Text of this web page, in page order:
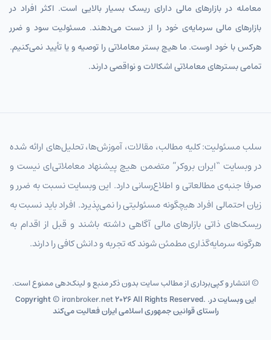
معامله در بازارهای مالی دارای ریسک بسیار بالایی است. اکثر افراد در
بازارهای مالی سرمایه‌ی خود را از دست می‌دهند. مسئولیت سود و ضرر
هرکس با خود اوست. ما هیچ بستر معاملاتی را توصیه و یا تأیید نمی‌کنیم.
تمامی بسترهای معاملاتی اشکالات و نواقصی دارند.
سلب مسئولیت: کلیه مطالب، مقالات، آموزش‌ها، تحلیل‌های ارائه شده
در وبسایت “ایران بروکر” متضمن هیچ پیشنهاد معاملاتی‌ای نیست و
صرفا جنبه‌ی مطالعاتی و اطلاع‌رسانی دارد. این وبسایت نسبت به ضرر و
زیان احتمالی افراد هیچگونه مسئولیتی را نمی‌پذیرد. افراد باید نسبت به
ریسک‌های ذاتی بازارهای مالی آگاهی داشته باشند و قبل از اقدام به
هرگونه سرمایه‌گذاری مطمئن شوند که تجربه و دانش کافی را دارند.
© انتشار و کپی‌برداری از مطالب سایت بدون ذکر منبع و لینک‌دهی ممنوع است.
Copyright © iranbroker.net2026 All Rights Reserved. .این وبسایت در
راستای قوانین جمهوری اسلامی ایران فعالیت می‌کند